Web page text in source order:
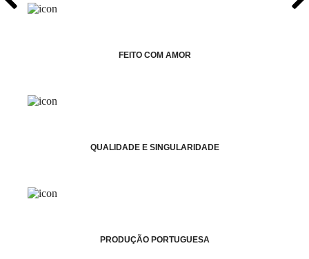
FEITO COM AMOR
QUALIDADE E SINGULARIDADE
PRODUÇÃO PORTUGUESA